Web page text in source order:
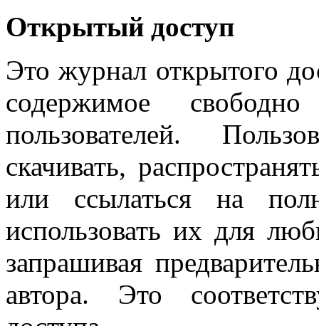
Открытый доступ
Это журнал открытого
содержимое
пользователей.
скачивать,
или ссылаться на
использовать их для
запрашивая
автора. Это